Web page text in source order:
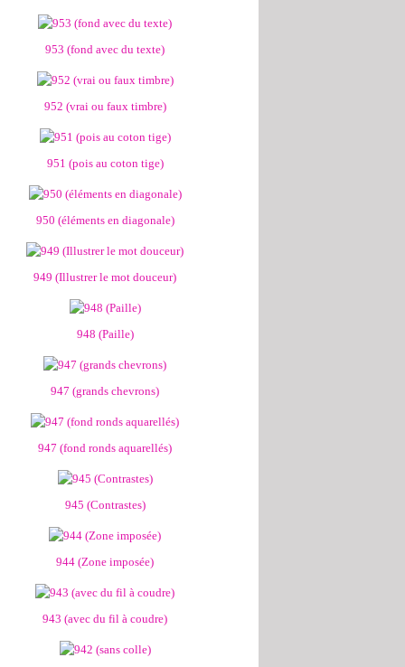
953 (fond avec du texte)
952 (vrai ou faux timbre)
951 (pois au coton tige)
950 (éléments en diagonale)
949 (Illustrer le mot douceur)
948 (Paille)
947 (grands chevrons)
947 (fond ronds aquarellés)
945 (Contrastes)
944 (Zone imposée)
943 (avec du fil à coudre)